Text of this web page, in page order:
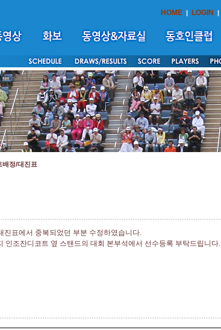
HOME | LOGIN |
배정/대진표
표에서 중복되었던 부분 수정하였습니다.
인조잔디코트 옆 스탠드의 대회 본부석에서 선수등록 부탁드립니다.